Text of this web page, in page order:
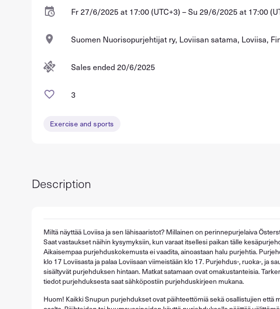
Fr 27/6/2025 at 17:00 (UTC+3) – Su 29/6/2025 at 17:00
Suomen Nuorisopurjehtijat ry, Loviisan satama, Loviisa,
Sales ended 20/6/2025
3
Exercise and sports
Description
​Miltä näyttää Loviisa ja sen lähisaaristot? Millainen on perinnepurjelaiva
Saat vastaukset näihin kysymyksiin, kun varaat itsellesi paikan tälle
Aikaisempaa purjehduskokemusta ei vaadita, ainoastaan halu purjehtia.
klo 17 Loviisasta ja palaa Loviisaan viimeistään klo 17. Purjehdus-, ruoka-, ja
sisältyvät purjehduksen hintaan. Matkat satamaan ovat omakustanteisia.
tiedot purjehduksesta saat sähköpostiin purjehduskirjeen mukana.
Huom! Kaikki Snupun purjehdukset ovat päihteettömiä sekä osallistujien että